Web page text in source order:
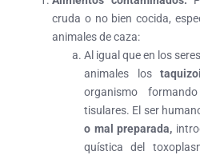
cruda o no bien cocida,
animales de caza:
Al igual que en los
animales los
organismo
tisulares. El ser
o mal preparada,
quística del